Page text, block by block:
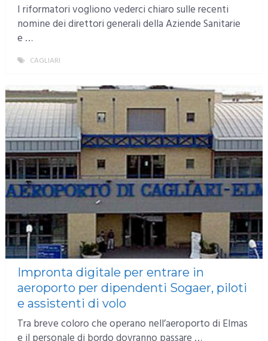
I riformatori vogliono vederci chiaro sulle recenti
nomine dei direttori generali della Aziende Sanitarie
e …
CAGLIARI
Impronta digitale per entrare in
aeroporto per dipendenti Sogaer, piloti
e assistenti di volo
Tra breve coloro che operano nell’aeroporto di Elmas